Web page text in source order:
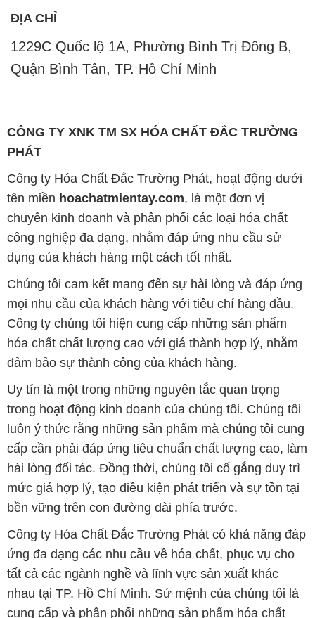
ĐỊA CHỈ
1229C Quốc lộ 1A, Phường Bình Trị Đông B,
Quận Bình Tân, TP. Hồ Chí Minh
CÔNG TY XNK TM SX HÓA CHẤT ĐẮC TRƯỜNG
PHÁT
Công ty Hóa Chất Đắc Trường Phát, hoạt động dưới
tên miền hoachatmientay.com, là một đơn vị
chuyên kinh doanh và phân phối các loại hóa chất
công nghiệp đa dạng, nhằm đáp ứng nhu cầu sử
dụng của khách hàng một cách tốt nhất.
Chúng tôi cam kết mang đến sự hài lòng và đáp ứng
mọi nhu cầu của khách hàng với tiêu chí hàng đầu.
Công ty chúng tôi hiện cung cấp những sản phẩm
hóa chất chất lượng cao với giá thành hợp lý, nhằm
đảm bảo sự thành công của khách hàng.
Uy tín là một trong những nguyên tắc quan trọng
trong hoạt động kinh doanh của chúng tôi. Chúng tôi
luôn ý thức rằng những sản phẩm mà chúng tôi cung
cấp cần phải đáp ứng tiêu chuẩn chất lượng cao, làm
hài lòng đối tác. Đồng thời, chúng tôi cố gắng duy trì
mức giá hợp lý, tạo điều kiện phát triển và sự tồn tại
bền vững trên con đường dài phía trước.
Công ty Hóa Chất Đắc Trường Phát có khả năng đáp
ứng đa dạng các nhu cầu về hóa chất, phục vụ cho
tất cả các ngành nghề và lĩnh vực sản xuất khác
nhau tại TP. Hồ Chí Minh. Sứ mệnh của chúng tôi là
cung cấp và phân phối những sản phẩm hóa chất